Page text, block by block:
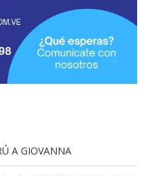
A GIOVANNA